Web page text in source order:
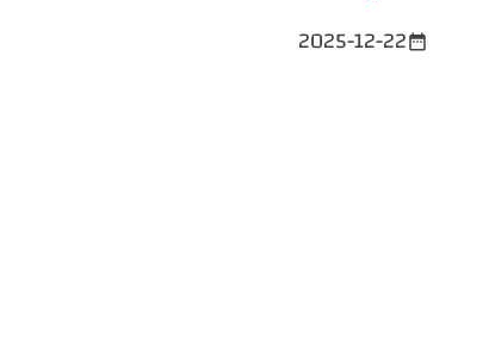
2025-12-22date_range